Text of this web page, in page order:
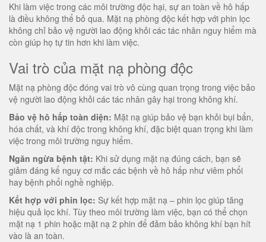
Khi làm việc trong các môi trường độc hại, sự an toàn về hô hấp
là điều không thể bỏ qua. Mặt nạ phòng độc kết hợp với phin lọc
không chỉ bảo vệ người lao động khỏi các tác nhân nguy hiểm mà
còn giúp họ tự tin hơn khi làm việc.
Vai trò của mặt nạ phòng độc
Mặt nạ phòng độc đóng vai trò vô cùng quan trọng trong việc bảo
vệ người lao động khỏi các tác nhân gây hại trong không khí.
Bảo vệ hô hấp toàn diện: Mặt nạ giúp bảo vệ bạn khỏi bụi bẩn,
hóa chất, và khí độc trong không khí, đặc biệt quan trọng khi làm
việc trong môi trường nguy hiểm.
Ngăn ngừa bệnh tật: Khi sử dụng mặt nạ đúng cách, bạn sẽ
giảm đáng kể nguy cơ mắc các bệnh về hô hấp như viêm phổi
hay bệnh phổi nghề nghiệp.
Kết hợp với phin lọc: Sự kết hợp mặt nạ – phin lọc giúp tăng
hiệu quả lọc khí. Tùy theo môi trường làm việc, bạn có thể chọn
mặt nạ 1 phin hoặc mặt nạ 2 phin để đảm bảo không khí bạn hít
vào là an toàn.